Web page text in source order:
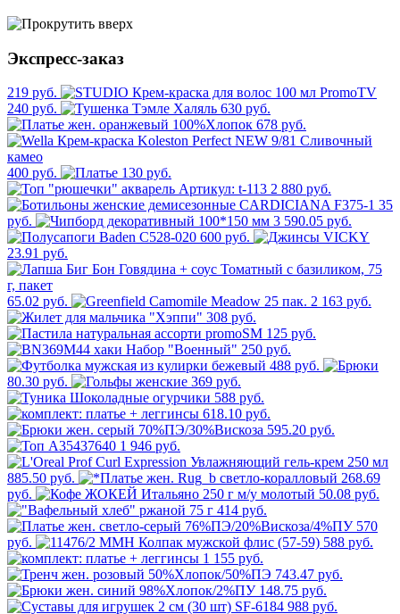
Экспресс-заказ
219 руб.
240 руб.
630 руб.
678 руб.
400 руб.
130 руб.
2 880 руб.
35
руб.
3 590.05 руб.
600 руб.
23.91 руб.
65.02 руб.
2 163 руб.
308 руб.
125 руб.
250 руб.
488 руб.
80.30 руб.
369 руб.
588 руб.
618.10 руб.
595.20 руб.
1 946 руб.
885.50 руб.
268.69
руб.
50.08 руб.
414 руб.
570
руб.
588 руб.
1 155 руб.
743.47 руб.
148.75 руб.
988 руб.